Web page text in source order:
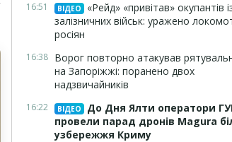
16:51 ВІДЕО
«Рейд» «привітав» окупантів
залізничних військ: уражено
росіян
16:38 Ворог повторно атакував
на Запоріжжі: поранено двох
надзвичайників
16:22 ВІДЕО
До Дня Ялти оператори
провели парад дронів Magura
узбережжя Криму